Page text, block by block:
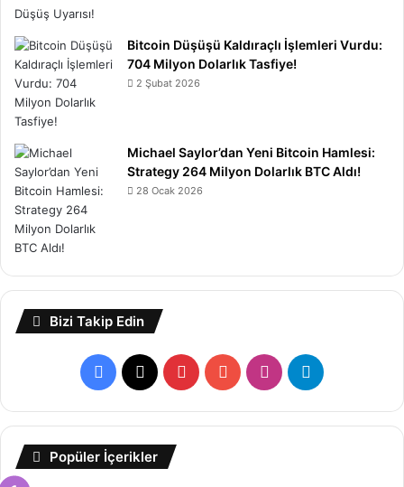
Bitcoin Düşüşü Kaldıraçlı İşlemleri Vurdu:
704 Milyon Dolarlık Tasfiye!
2 Şubat 2026
Michael Saylor’dan Yeni Bitcoin Hamlesi:
Strategy 264 Milyon Dolarlık BTC Aldı!
28 Ocak 2026
Bizi Takip Edin
Facebook
X PinterestYouTubeInstagramTelegram
Popüler İçerikler